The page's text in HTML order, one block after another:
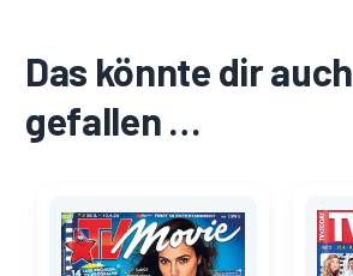
Das könnte dir auch
gefallen …
Preis
war:
2,70 €
Preis
ist:
1,35 €.